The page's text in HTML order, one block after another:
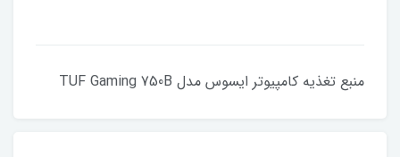
منبع تغذیه کامپیوتر ایسوس مدل TUF Gaming 750B